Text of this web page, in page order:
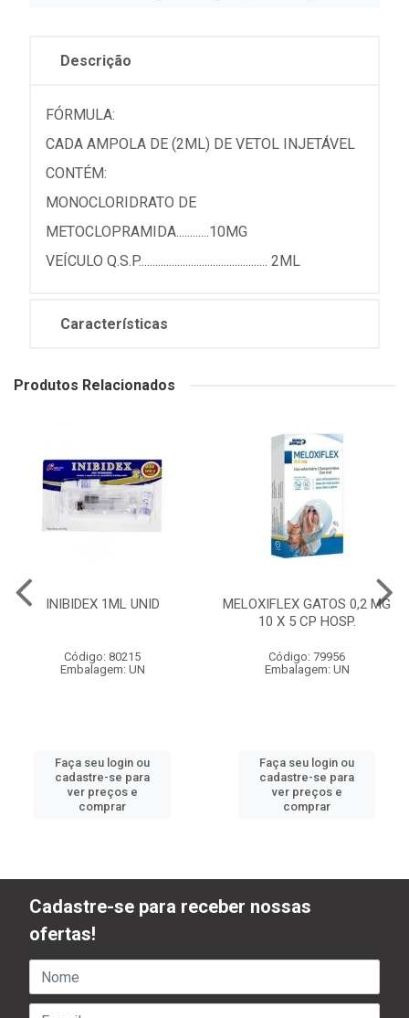
Descrição
FÓRMULA:
CADA AMPOLA DE (2ML) DE VETOL INJETÁVEL
CONTÉM:
MONOCLORIDRATO DE
METOCLOPRAMIDA............10MG
VEÍCULO Q.S.P............................................... 2ML
Características
Produtos Relacionados
INIBIDEX 1ML UNID
Código: 80215
Embalagem: UN
Faça seu login ou
cadastre-se para
ver preços e
comprar
MELOXIFLEX GATOS 0,2 MG
10 X 5 CP HOSP.
Código: 79956
Embalagem: UN
Faça seu login ou
cadastre-se para
ver preços e
comprar
Cadastre-se para receber nossas
ofertas!